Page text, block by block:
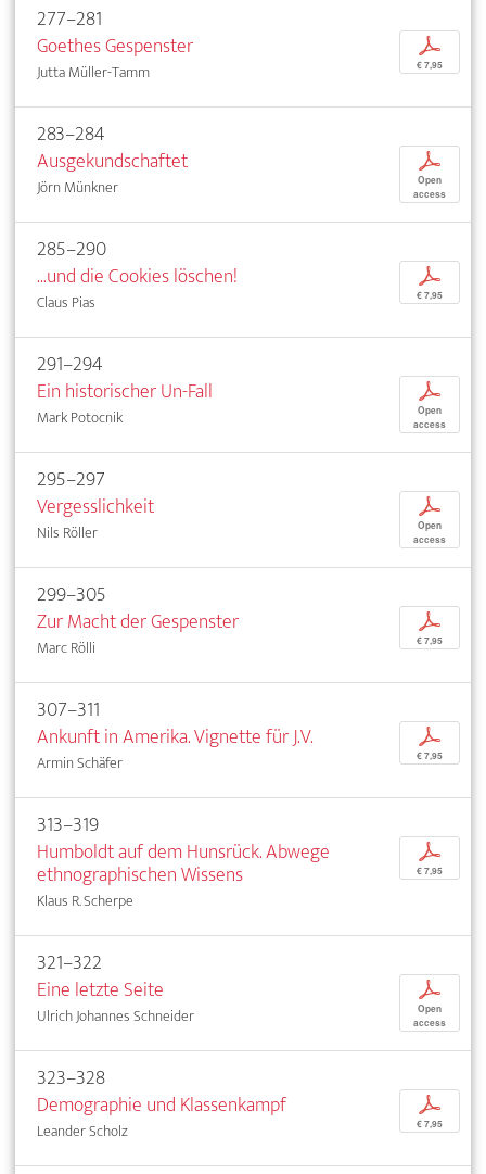
277–281
Goethes Gespenster
Jutta Müller-Tamm
p
€ 7,95
283–284
Ausgekundschaftet
Jörn Münkner
p
Open
access
285–290
...und die Cookies löschen!
Claus Pias
p
€ 7,95
291–294
Ein historischer Un-Fall
Mark Potocnik
p
Open
access
295–297
Vergesslichkeit
Nils Röller
p
Open
access
299–305
Zur Macht der Gespenster
Marc Rölli
p
€ 7,95
307–311
Ankunft in Amerika. Vignette für J.V.
Armin Schäfer
p
€ 7,95
313–319
Humboldt auf dem Hunsrück. Abwege
ethnographischen Wissens
Klaus R. Scherpe
p
€ 7,95
321–322
Eine letzte Seite
Ulrich Johannes Schneider
p
Open
access
323–328
Demographie und Klassenkampf
Leander Scholz
p
€ 7,95